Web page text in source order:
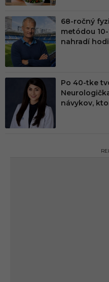
68-ročný
metódou
nahradí
Po 40-tke
návykov,